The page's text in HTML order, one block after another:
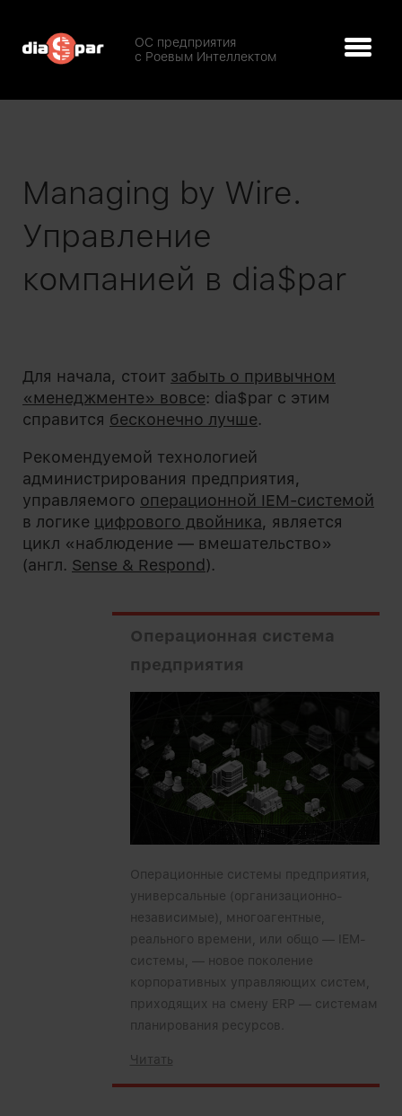
ОС предприятия
с Роевым Интеллектом
Managing by Wire.
Управление
компанией в dia$par
Для начала, стоит забыть о привычном
«менеджменте» вовсе: dia$par c этим
справится бесконечно лучше.
Рекомендуемой технологией
администрирования предприятия,
управляемого операционной IEM-системой
в логике цифрового двойника, является
цикл «наблюдение — вмешательство»
(англ. Sense & Respond).
Операционная система
предприятия
Операционные системы предприятия,
универсальные (организационно-
независимые), многоагентные,
реального времени, или общо — IEM-
системы, — новое поколение
корпоративных управляющих систем,
приходящих на смену ERP — системам
планирования ресурсов.
Читать